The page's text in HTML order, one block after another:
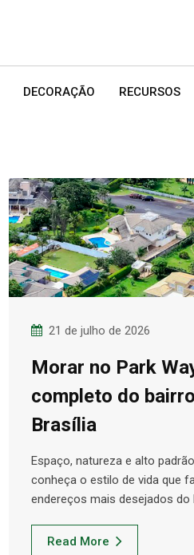
DECORAÇÃO RECURSOS
21 de julho de 2026
Morar no Park
completo do
Brasília
Espaço, natureza e alto
conheça o estilo de vida que
endereços mais desejados do
Read More